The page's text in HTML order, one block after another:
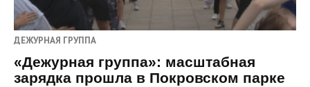
ДЕЖУРНАЯ ГРУППА
«Дежурная группа»: масштабная
зарядка прошла в Покровском парке